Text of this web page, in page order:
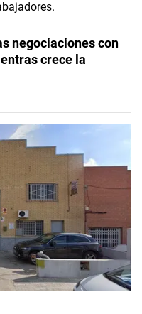
negociaciones con
crece la